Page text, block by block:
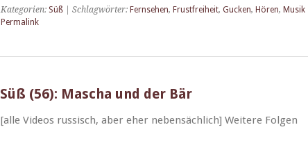
Kategorien: Süß| Schlagwörter: Fernsehen, Frustfreiheit, Gucken, Hören, Musik|
Permalink
Süß (56): Mascha und der Bär
[alle Videos rus­sisch, aber eher neben­säch­lich] Weit­ere Folgen